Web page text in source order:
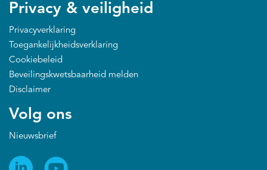
Privacy & veiligheid
Privacyverklaring
Toegankelijkheidsverklaring
Cookiebeleid
Beveilingskwetsbaarheid melden
Disclaimer
Volg ons
Nieuwsbrief